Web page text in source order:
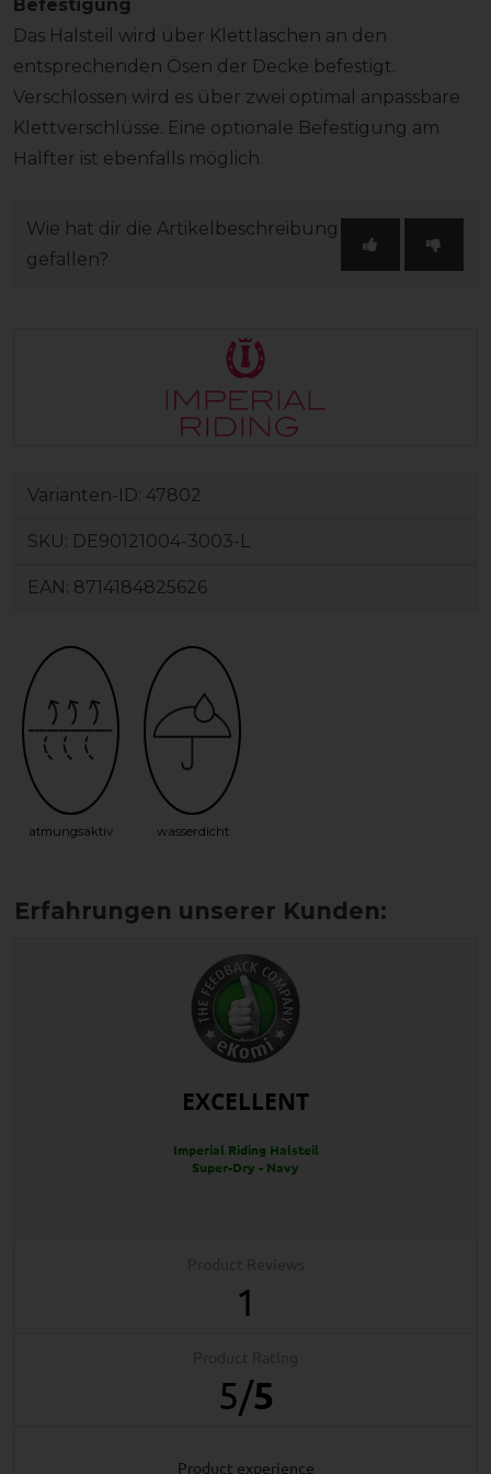
Befestigung
Das Halsteil wird über Klettlaschen an den
entsprechenden Ösen der Decke befestigt.
Verschlossen wird es über zwei optimal anpassbare
Klettverschlüsse. Eine optionale Befestigung am
Halfter ist ebenfalls möglich.
Wie hat dir die Artikelbeschreibung
gefallen?
Varianten-ID: 47802
SKU: DE90121004-3003-L
EAN: 8714184825626
atmungsaktiv wasserdicht
EXCELLENT
Imperial Riding Halsteil
Super-Dry - Navy
1
5/5
product experience